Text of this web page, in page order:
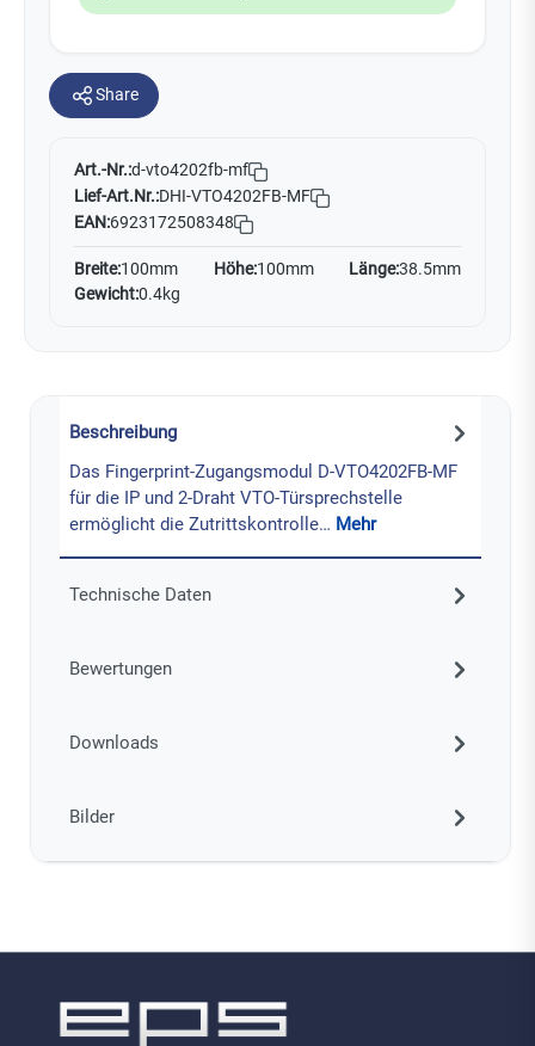
Share
Art.-Nr.:d-vto4202fb-mf
Lief-Art.Nr.:DHI-VTO4202FB-MF
EAN:6923172508348
Breite:100mm Höhe:100mm Länge:38.5mm
Gewicht:0.4kg
Beschreibung
Das Fingerprint-Zugangsmodul D-VTO4202FB-MF
für die IP und 2-Draht VTO-Türsprechstelle
ermöglicht die Zutrittskontrolle… Mehr
Technische Daten
Bewertungen
Downloads
Bilder